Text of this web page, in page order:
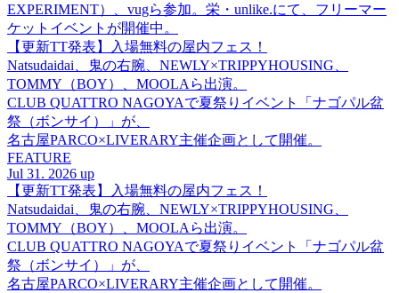
EXPERIMENT）、vugら参加。栄・unlike.にて、フリーマー
ケットイベントが開催中。
【更新TT発表】入場無料の屋内フェス！
Natsudaidai、鬼の右腕、NEWLY×TRIPPYHOUSING、
TOMMY（BOY）、MOOLAら出演。
CLUB QUATTRO NAGOYAで夏祭りイベント「ナゴパル盆
祭（ボンサイ）」が、
名古屋PARCO×LIVERARY主催企画として開催。
FEATURE
Jul 31. 2026 up
【更新TT発表】入場無料の屋内フェス！
Natsudaidai、鬼の右腕、NEWLY×TRIPPYHOUSING、
TOMMY（BOY）、MOOLAら出演。
CLUB QUATTRO NAGOYAで夏祭りイベント「ナゴパル盆
祭（ボンサイ）」が、
名古屋PARCO×LIVERARY主催企画として開催。